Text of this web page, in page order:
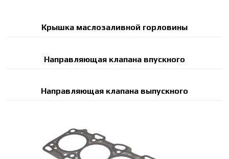
Крышка маслозаливной горловины
Направляющая клапана впускного
Направляющая клапана выпускного